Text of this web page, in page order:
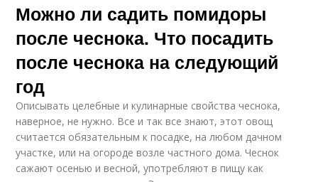
Можно ли садить помидоры
после чеснока. Что посадить
после чеснока на следующий
год
Описывать целебные и кулинарные свойства чеснока,
наверное, не нужно. Все и так все знают, этот овощ
считается обязательным к посадке, на любом дачном
участке, или на огороде возле частного дома. Чеснок
сажают осенью и весной, употребляют в пищу как